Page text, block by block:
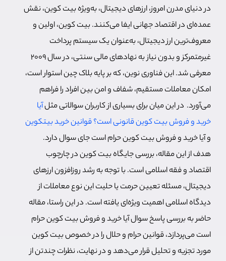
در دنیای مدرن امروز، ارزهای دیجیتال، به‌ویژه بیت کوین، نقش
عمده‌ای در اقتصاد جهانی ایفا می‌کنند. بیت کوین، اولین و
معروف‌ترین ارز دیجیتال، به‌عنوان یک سیستم پرداخت
غیرمتمرکز و بدون نیاز به نهادهای مالی سنتی، در سال ۲۰۰۹
معرفی شد. این فناوری نوین، که بر پایه بلاک چین استوار است،
امکان معاملات مستقیم، شفاف و امن بین افراد را فراهم
می‌آورد. در این میان برای بسیاری از کاربران سوالاتی مثلآیا
خرید و فروش بیت کوین قانونی است؟ قوانین خرید بیتکوین
و آیا خرید و فروش بیت کوین حرام است جای سوال دارد.
هدف از این مقاله، بررسی جایگاه بیت کوین در چارچوب
اقتصاد و فقه اسلامی است. با توجه به رشد روزافزون ارزهای
دیجیتال، مسئله تعیین حرمت یا حلیت این نوع معاملات از
دیدگاه اسلامی اهمیت ویژه‌ای یافته است. در این راستا، مقاله
حاضر به بررسی پاسخ سوال آیا خرید و فروش بیت کوین حرام
است می‌پردازد، قوانین حرام و حلال را در خصوص بیت کوین
مورد تجزیه و تحلیل قرار می‌دهد و در نهایت، نظرات چندتن از